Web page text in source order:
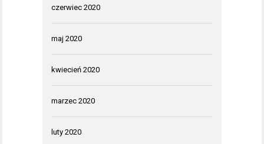
czerwiec 2020
maj 2020
kwiecień 2020
marzec 2020
luty 2020